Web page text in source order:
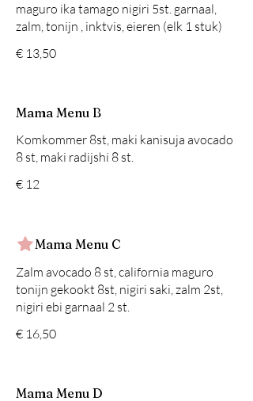
maguro ika tamago nigiri 5st. garnaal,
zalm, tonijn , inktvis, eieren (elk 1 stuk)
€ 13,50
Mama Menu B
Komkommer 8st, maki kanisuja avocado
€ 12
Mama Menu C
Zalm avocado 8 st, california maguro
tonijn gekookt 8st, nigiri saki, zalm 2st,
nigiri ebi garnaal 2 st.
€ 16,50
Mama Menu D